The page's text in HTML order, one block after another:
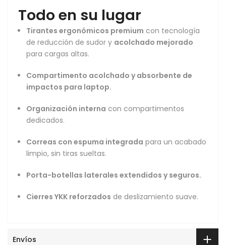
Todo en su lugar
Tirantes ergonómicos premium con tecnología
de reducción de sudor y acolchado mejorado
para cargas altas.
Compartimento acolchado y absorbente de
impactos para laptop.
Organización interna con compartimentos
dedicados.
Correas con espuma integrada para un acabado
limpio, sin tiras sueltas.
Porta-botellas laterales extendidos y seguros.
Cierres YKK reforzados de deslizamiento suave.
Envíos